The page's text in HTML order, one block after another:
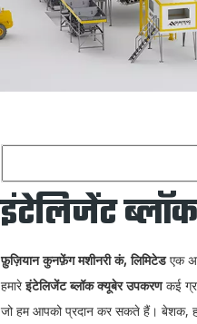
इंटेलिजेंट
फ़ुज़ियान कुनफ़ेंग मशीनरी कं, लिमिटेडएक
हमारेइंटेलिजेंट ब्लॉक क्यूबेर उपकरणकई
जो हम आपको प्रदान कर सकते हैं। बेशक,